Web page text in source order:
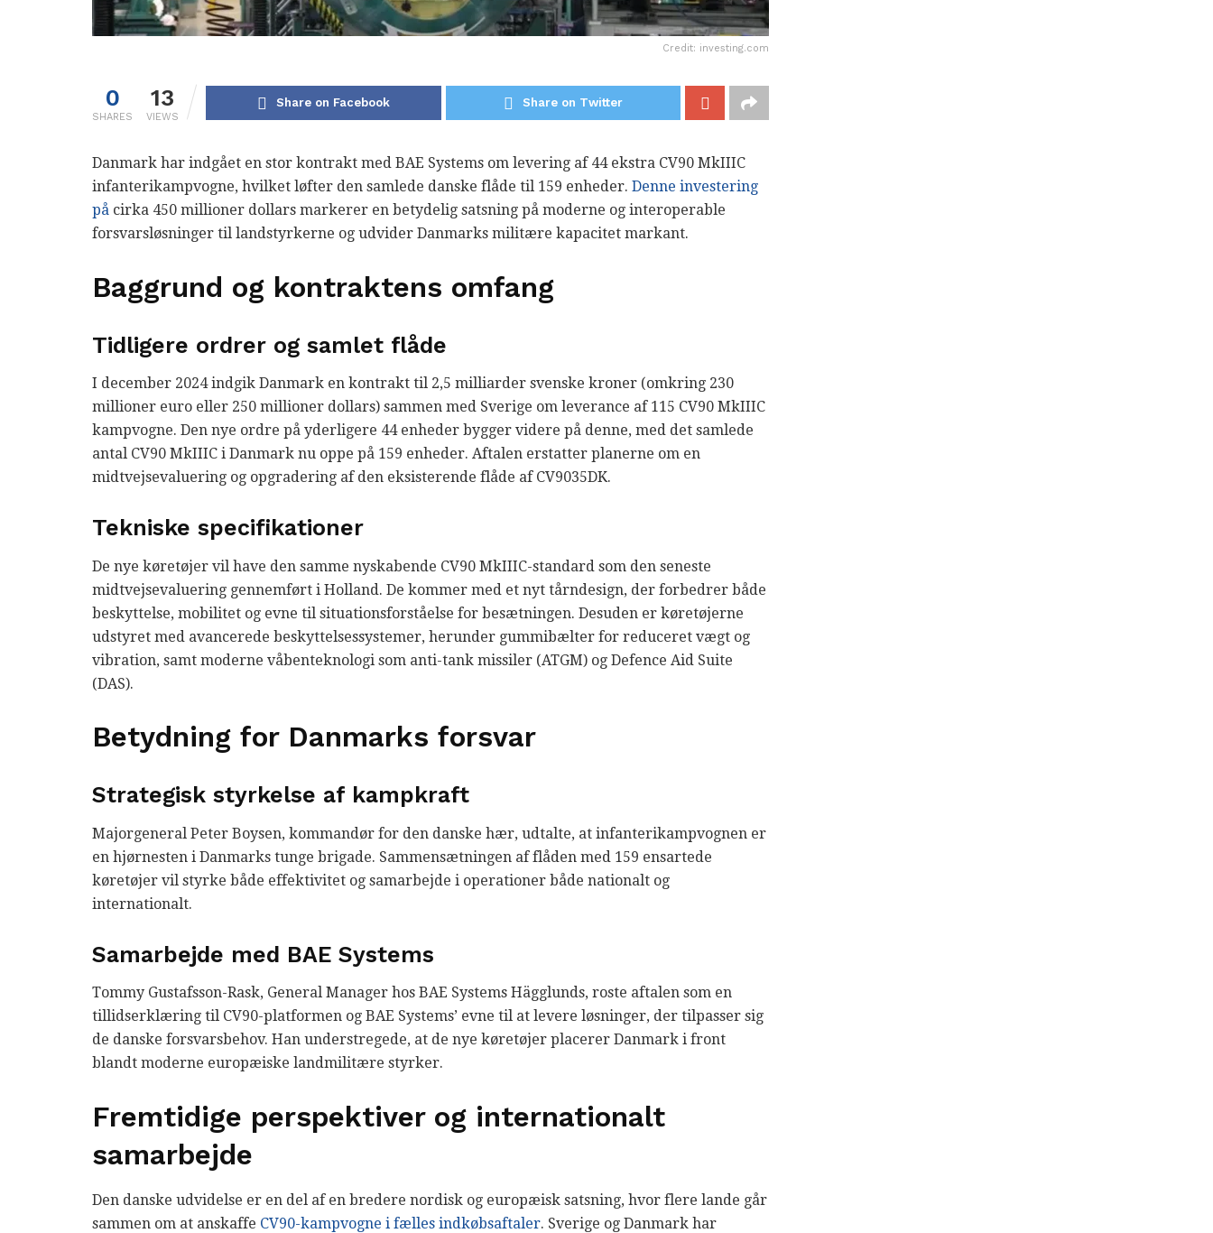
Credit: investing.com
0
SHARES
13
VIEWS
Share on Facebook Share on Twitter
Danmark har indgået en stor kontrakt med BAE Systems om levering af 44 ekstra CV90 MkIIIC
infanterikampvogne, hvilket løfter den samlede danske flåde til 159 enheder. Denne investering
på cirka 450 millioner dollars markerer en betydelig satsning på moderne og interoperable
forsvarsløsninger til landstyrkerne og udvider Danmarks militære kapacitet markant.
Baggrund og kontraktens omfang
Tidligere ordrer og samlet flåde
I december 2024 indgik Danmark en kontrakt til 2,5 milliarder svenske kroner (omkring 230
millioner euro eller 250 millioner dollars) sammen med Sverige om leverance af 115 CV90 MkIIIC
kampvogne. Den nye ordre på yderligere 44 enheder bygger videre på denne, med det samlede
antal CV90 MkIIIC i Danmark nu oppe på 159 enheder. Aftalen erstatter planerne om en
midtvejsevaluering og opgradering af den eksisterende flåde af CV9035DK.
Tekniske specifikationer
De nye køretøjer vil have den samme nyskabende CV90 MkIIIC-standard som den seneste
midtvejsevaluering gennemført i Holland. De kommer med et nyt tårndesign, der forbedrer både
beskyttelse, mobilitet og evne til situationsforståelse for besætningen. Desuden er køretøjerne
udstyret med avancerede beskyttelsessystemer, herunder gummibælter for reduceret vægt og
vibration, samt moderne våbenteknologi som anti-tank missiler (ATGM) og Defence Aid Suite
(DAS).
Betydning for Danmarks forsvar
Strategisk styrkelse af kampkraft
Majorgeneral Peter Boysen, kommandør for den danske hær, udtalte, at infanterikampvognen er
en hjørnesten i Danmarks tunge brigade. Sammensætningen af flåden med 159 ensartede
køretøjer vil styrke både effektivitet og samarbejde i operationer både nationalt og
internationalt.
Samarbejde med BAE Systems
Tommy Gustafsson-Rask, General Manager hos BAE Systems Hägglunds, roste aftalen som en
tillidserklæring til CV90-platformen og BAE Systems’ evne til at levere løsninger, der tilpasser sig
de danske forsvarsbehov. Han understregede, at de nye køretøjer placerer Danmark i front
blandt moderne europæiske landmilitære styrker.
Fremtidige perspektiver og internationalt
samarbejde
Den danske udvidelse er en del af en bredere nordisk og europæisk satsning, hvor flere lande går
sammen om at anskaffe CV90-kampvogne i fælles indkøbsaftaler. Sverige og Danmark har